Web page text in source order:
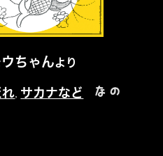
ちゃんより
れ, サカナなど
なの